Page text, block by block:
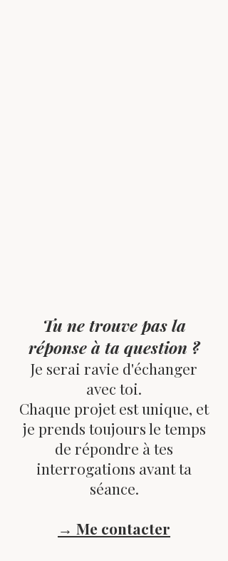
Tu ne trouve pas la
réponse à ta question ?
Je serai ravie d'échanger
avec toi.
Chaque projet est unique, et
je prends toujours le temps
de répondre à tes
interrogations avant ta
séance.
→ Me contacter